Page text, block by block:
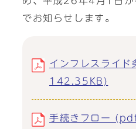
でお知らせします。
インフレスライ
142.35KB)
手続きフロー